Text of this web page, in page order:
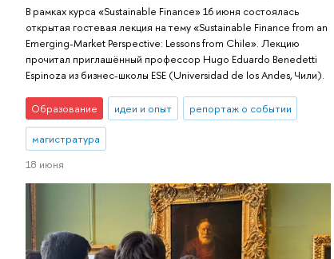
В рамках курса «Sustainable Finance» 16 июня состоялась
открытая гостевая лекция на тему «Sustainable Finance from an
Emerging-Market Perspective: Lessons from Chile». Лекцию
прочитал приглашённый профессор Hugo Eduardo Benedetti
Espinoza из бизнес-школы ESE (Universidad de los Andes, Чили).
Образование идеи и опыт репортаж о событии
магистратура
18 июня